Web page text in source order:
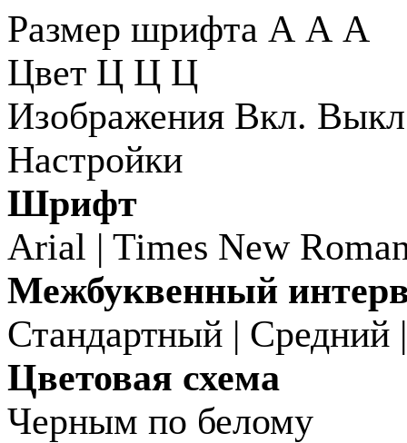
Размер шрифта А А А
Цвет Ц Ц Ц
Изображения Вкл.
Настройки
Шрифт
Arial | Times New
Межбуквенный
Стандартный | Средний
Цветовая схема
Черным по белому